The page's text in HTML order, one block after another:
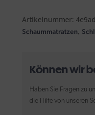
Artikelnummer:
Schaummatratzen,
Können wir
Haben Sie Fragen zu
die Hilfe von unseren